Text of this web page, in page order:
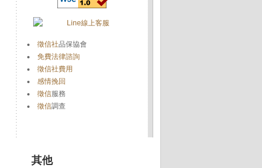
徵信社品保協會
免費法律諮詢
徵信社費用
感情挽回
徵信服務
徵信調查
其他